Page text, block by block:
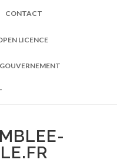
CONTACT
LICENCE